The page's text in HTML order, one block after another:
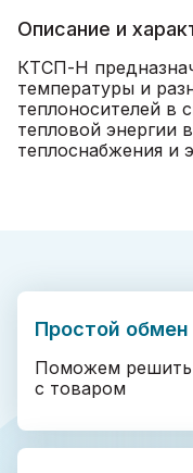
Описание и
КТСП-Н
температуры и
теплоносителей в
тепловой энергии
теплоснабжения и
Простой обмен
Поможем
с товаром